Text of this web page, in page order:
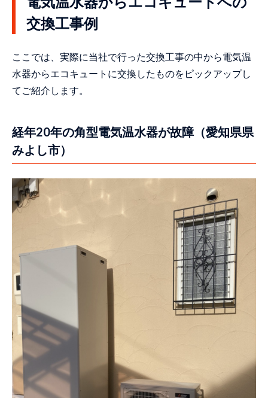
（宮城県仙台市泉区）
補助金を利用して電気温水器をEQに交換
寒冷地仕様のEQを設置（福島県南相馬
市）
タンクを持ち上げて搬出入（京都府京都
納屋に設置された電気温水器を交換（山
口県下関市）
ヒートポンプを新設してEQを設置（福岡
丸型電気温水器を撤去してEQに交換（宮
トラックの荷台からタンクを搬出入（愛
専用ブレーカーを設置してEQに交換（兵
庫県伊丹市）
フェンスを脱着してタンクを搬出入（愛
配管を増設してフルオートタイプのEQに
（神奈川県横須賀市）
セミオートからフルオートのEQに交換
（福岡県みやま市）
能登半島地震で傾いたタンクを交換（新
交換工事例
ここでは、実際に当社で行った交換工事の中から電気温
水器からエコキュートに交換したものをピックアップし
てご紹介します。
経年20年の角型電気温水器が故障（愛知県県
みよし市）